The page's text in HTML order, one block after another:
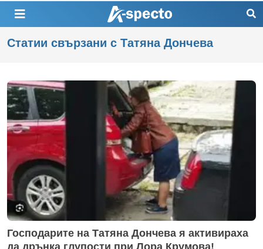
Статии свързани с Татяна Дончева
Господарите на Татяна Дончева я активираха
да дрънка глупости при Лора Крумова!